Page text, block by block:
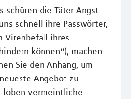
schüren die Täter Angst
schnell ihre Passwörter,
Virenbefall ihres
können“), machen
Sie den Anhang, um
Angebot zu
loben vermeintliche